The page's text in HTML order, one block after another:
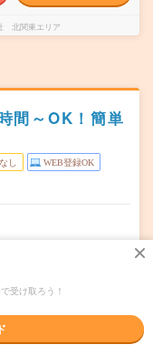
北関東エリア
間～OK！簡単
し WEB登録OK
働6時間以上
年11月または12月
受け取ろう！